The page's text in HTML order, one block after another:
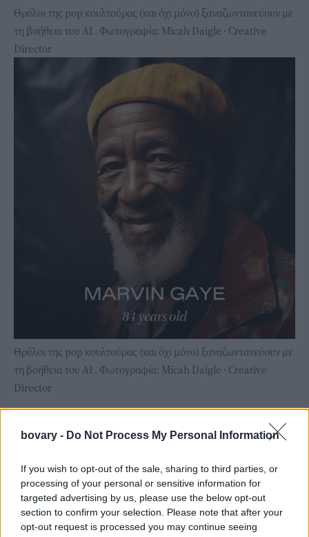
bovary - Do Not Process My Personal Information
If you wish to opt-out of the sale, sharing to third parties, or
processing of your personal or sensitive information for
targeted advertising by us, please use the below opt-out
section to confirm your selection. Please note that after your
opt-out request is processed you may continue seeing
Θρύλοι της pop κουλτούρας (και όχι μόνο) ξαναζωντανεύουν με
τη βοήθεια του ΑΙ . Φωτογραφία: Micah Daigle · Creative
Director
Θρύλοι της pop κουλτούρας (και όχι μόνο) ξαναζωντανεύουν με
τη βοήθεια του ΑΙ . Φωτογραφία: Micah Daigle · Creative
Director